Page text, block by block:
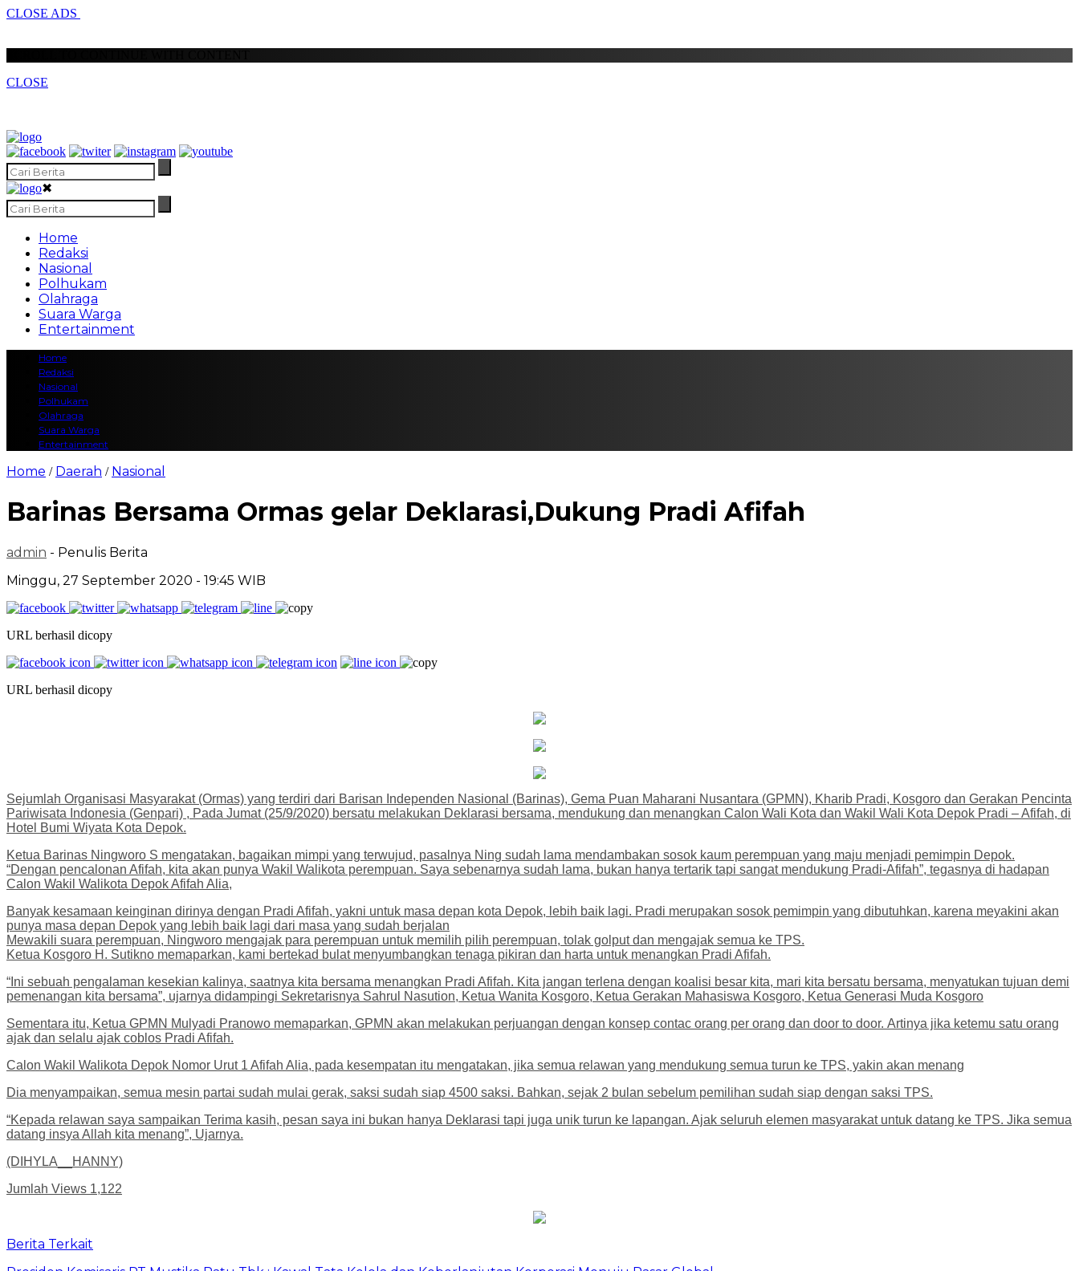
CLOSE ADS
CLOSE
✖
Home
Redaksi
Nasional
Polhukam
Olahraga
Suara Warga
Entertainment
Home
Redaksi
Nasional
Polhukam
Olahraga
Suara Warga
Entertainment
Home / Daerah / Nasional
Barinas Bersama Ormas gelar Deklarasi,Dukung Pradi Afifah
admin - Penulis Berita
Minggu, 27 September 2020 - 19:45 WIB
URL berhasil dicopy
URL berhasil dicopy
Sejumlah Organisasi Masyarakat (Ormas) yang terdiri dari Barisan Independen Nasional (Barinas), Gema Puan Maharani Nusantara (GPMN), Kharib Pradi, Kosgoro dan Gerakan Pencinta
Pariwisata Indonesia (Genpari) , Pada Jumat (25/9/2020) bersatu melakukan Deklarasi bersama, mendukung dan menangkan Calon Wali Kota dan Wakil Wali Kota Depok Pradi – Afifah, di
Hotel Bumi Wiyata Kota Depok.
Ketua Barinas Ningworo S mengatakan, bagaikan mimpi yang terwujud, pasalnya Ning sudah lama mendambakan sosok kaum perempuan yang maju menjadi pemimpin Depok.
“Dengan pencalonan Afifah, kita akan punya Wakil Walikota perempuan. Saya sebenarnya sudah lama, bukan hanya tertarik tapi sangat mendukung Pradi-Afifah”, tegasnya di hadapan
Calon Wakil Walikota Depok Afifah Alia,
Banyak kesamaan keinginan dirinya dengan Pradi Afifah, yakni untuk masa depan kota Depok, lebih baik lagi. Pradi merupakan sosok pemimpin yang dibutuhkan, karena meyakini akan
punya masa depan Depok yang lebih baik lagi dari masa yang sudah berjalan
Mewakili suara perempuan, Ningworo mengajak para perempuan untuk memilih pilih perempuan, tolak golput dan mengajak semua ke TPS.
Ketua Kosgoro H. Sutikno memaparkan, kami bertekad bulat menyumbangkan tenaga pikiran dan harta untuk menangkan Pradi Afifah.
“Ini sebuah pengalaman kesekian kalinya, saatnya kita bersama menangkan Pradi Afifah. Kita jangan terlena dengan koalisi besar kita, mari kita bersatu bersama, menyatukan tujuan demi
pemenangan kita bersama”, ujarnya didampingi Sekretarisnya Sahrul Nasution, Ketua Wanita Kosgoro, Ketua Gerakan Mahasiswa Kosgoro, Ketua Generasi Muda Kosgoro
Sementara itu, Ketua GPMN Mulyadi Pranowo memaparkan, GPMN akan melakukan perjuangan dengan konsep contac orang per orang dan door to door. Artinya jika ketemu satu orang
ajak dan selalu ajak coblos Pradi Afifah.
Calon Wakil Walikota Depok Nomor Urut 1 Afifah Alia, pada kesempatan itu mengatakan, jika semua relawan yang mendukung semua turun ke TPS, yakin akan menang
Dia menyampaikan, semua mesin partai sudah mulai gerak, saksi sudah siap 4500 saksi. Bahkan, sejak 2 bulan sebelum pemilihan sudah siap dengan saksi TPS.
“Kepada relawan saya sampaikan Terima kasih, pesan saya ini bukan hanya Deklarasi tapi juga unik turun ke lapangan. Ajak seluruh elemen masyarakat untuk datang ke TPS. Jika semua
datang insya Allah kita menang”, Ujarnya.
(DIHYLA__HANNY)
Jumlah Views 1,122
Berita Terkait